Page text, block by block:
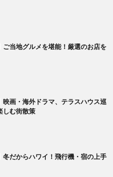
ご当地グルメを堪能！厳選のお店を
映画・海外ドラマ、テラスハウス巡
しむ街散策
冬だからハワイ！飛行機・宿の上手